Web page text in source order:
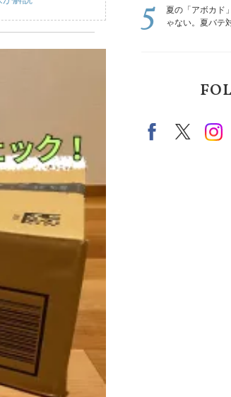
夏の「アボカド
ゃない。夏バテ
5
FacebookX（旧